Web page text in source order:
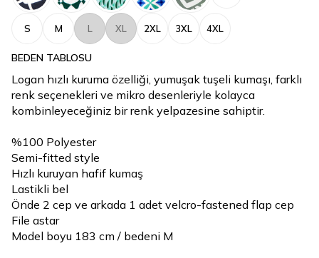
S M L XL 2XL 3XL 4XL
BEDEN TABLOSU
Logan hızlı kuruma özelliği, yumuşak tuşeli kumaşı, farklı
renk seçenekleri ve mikro desenleriyle kolayca
kombinleyeceğiniz bir renk yelpazesine sahiptir.
%100 Polyester
Semi-fitted style
Hızlı kuruyan hafif kumaş
Lastikli bel
Önde 2 cep ve arkada 1 adet velcro-fastened flap cep
File astar
Model boyu 183 cm / bedeni M